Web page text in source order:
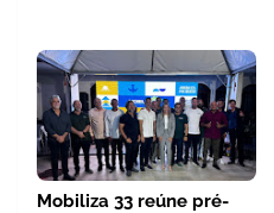
Mobiliza 33 reúne pré-